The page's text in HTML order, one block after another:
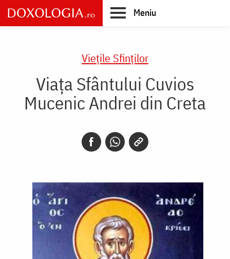
Skip
to
main
Meniu
Vieţile Sfinţilor
Viața Sfântului Cuvios
Mucenic Andrei din Creta